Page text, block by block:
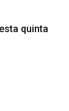
quinta